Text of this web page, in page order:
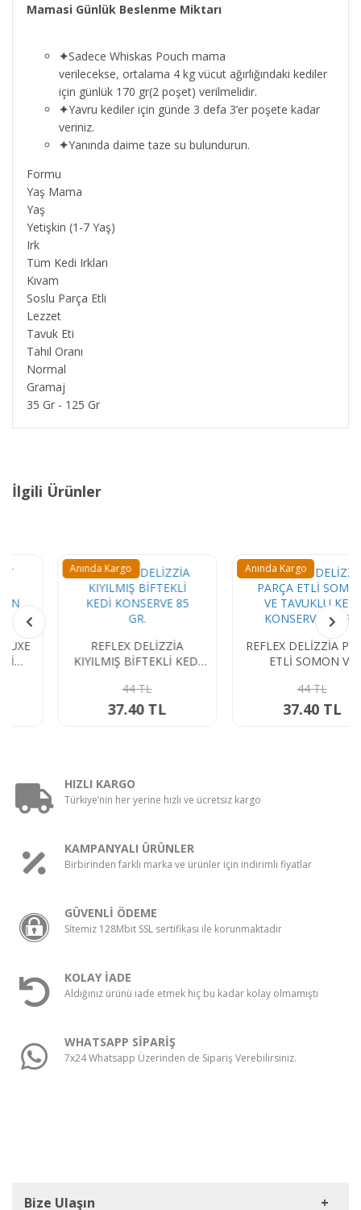
Mamasi Günlük Beslenme Miktarı
✦Sadece Whiskas Pouch mama
verilecekse, ortalama 4 kg vücut ağırlığındaki kediler
için günlük 170 gr(2 poşet) verilmelidir.
✦Yavru kediler için günde 3 defa 3’er poşete kadar
veriniz.
✦Yanında daime taze su bulundurun.
Formu
Yaş Mama
Yaş
Yetişkin (1-7 Yaş)
Irk
Tüm Kedi Irkları
Kıvam
Soslu Parça Etli
Lezzet
Tavuk Eti
Tahıl Oranı
Normal
Gramaj
35 Gr - 125 Gr
İlgili Ürünler
REFLEX DELİZZİA
KIYILMIŞ BİFTEKLİ KEDİ
37.40 TL
Anında Kargo
REFLEX DELİZZİA PARÇA
ETLİ SOMON VE
KONSERVE 85 GR.
37.40 TL
Anında Kargo
HIZLI KARGO
Türkiye’nin her yerine hızlı ve ücretsiz kargo
KAMPANYALI ÜRÜNLER
Birbirinden farklı marka ve ürünler için indirimli fiyatlar
GÜVENLİ ÖDEME
Sİtemiz 128Mbit SSL sertifikası ile korunmaktadır
KOLAY İADE
Aldığınız ürünü iade etmek hiç bu kadar kolay olmamıştı
WHATSAPP SİPARİŞ
7x24 Whatsapp Üzerinden de Sipariş Verebilirsiniz.
Bize Ulaşın